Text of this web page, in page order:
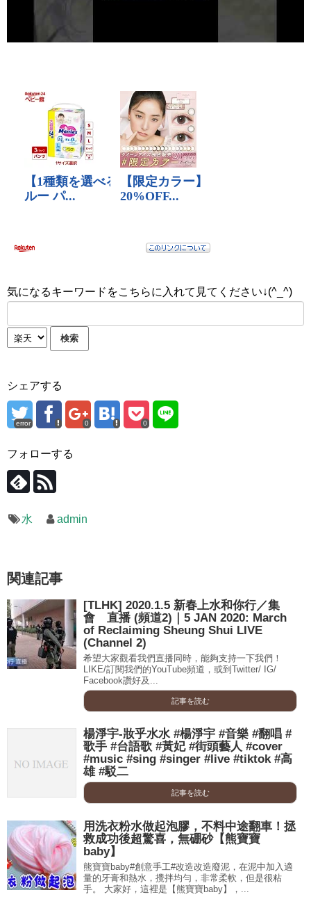
気になるキーワードをこちらに入れて見てください↓(^_^)
シェアする
error 0 0
フォローする
水 admin
関連記事
[TLHK] 2020.1.5 新春上水和你行／集
會 直播 (頻道2)｜5 JAN 2020: March
of Reclaiming Sheung Shui LIVE
(Channel 2)
希望大家觀看我們直播同時，能夠支持一下我們！
LIKE/訂閱我們的YouTube頻道，或到Twitter/ IG/
Facebook讚好及...
記事を読む
楊淨宇-妝乎水水 #楊淨宇 #音樂 #翻唱 #
歌手 #台語歌 #黃妃 #街頭藝人 #cover
#music #sing #singer #live #tiktok #高
雄 #駁二
記事を読む
用洗衣粉水做起泡膠，不料中途翻車！拯
救成功後超驚喜，無硼砂【熊寶寶
baby】
熊寶寶baby#創意手工#改造改造廢泥，在泥中加入適
量的牙膏和熱水，攪拌均勻，非常柔軟，但是很粘
手。 大家好，這裡是【熊寶寶baby】，...